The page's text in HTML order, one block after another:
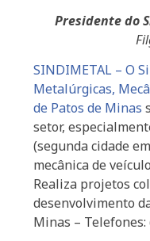
Presidente do
SINDIMETAL – O
Metalúrgicas,
de Patos de Minas
setor,
(segunda cidade
mecânica de
Realiza projetos
desenvolvimento
Minas – Telefones: